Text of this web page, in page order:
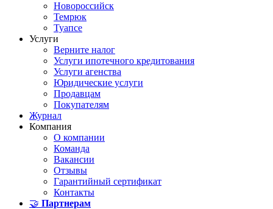
Новороссийск
Темрюк
Туапсе
Услуги
Верните налог
Услуги ипотечного кредитования
Услуги агенства
Юридические услуги
Продавцам
Покупателям
Журнал
Компания
О компании
Команда
Вакансии
Отзывы
Гарантийный сертификат
Контакты
🤝 Партнерам